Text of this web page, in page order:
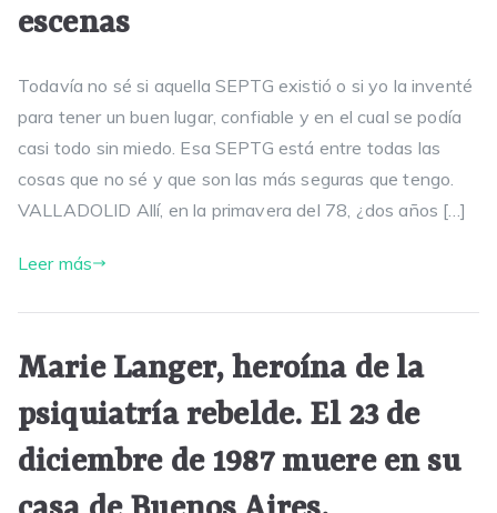
escenas
Todavía no sé si aquella SEPTG existió o si yo la inventé
para tener un buen lugar, confiable y en el cual se podía
casi todo sin miedo. Esa SEPTG está entre todas las
cosas que no sé y que son las más seguras que tengo.
VALLADOLID Allí, en la primavera del 78, ¿dos años […]
Leer más
Marie Langer, heroína de la
psiquiatría rebelde. El 23 de
diciembre de 1987 muere en su